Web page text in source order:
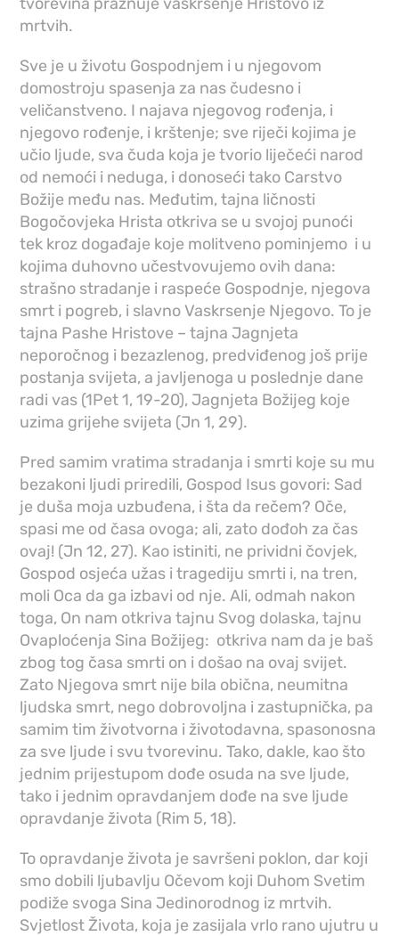
mrtvih.
Sve je u životu Gospodnjem i u njegovom
domostroju spasenja za nas čudesno i
veličanstveno. I najava njegovog rođenja, i
njegovo rođenje, i krštenje; sve riječi kojima je
učio ljude, sva čuda koja je tvorio liječeći narod
od nemoći i neduga, i donoseći tako Carstvo
Božije među nas. Međutim, tajna ličnosti
Bogočovjeka Hrista otkriva se u svojoj punoći
tek kroz događaje koje molitveno pominjemo i u
kojima duhovno učestvovujemo ovih dana:
strašno stradanje i raspeće Gospodnje, njegova
smrt i pogreb, i slavno Vaskrsenje Njegovo. To je
tajna Pashe Hristove – tajna Jagnjeta
neporočnog i bezazlenog, predviđenog još prije
postanja svijeta, a javljenoga u poslednje dane
radi vas (1Pet 1, 19-20), Jagnjeta Božijeg koje
uzima grijehe svijeta (Jn 1, 29).
Pred samim vratima stradanja i smrti koje su mu
bezakoni ljudi priredili, Gospod Isus govori: Sad
je duša moja uzbuđena, i šta da rečem? Oče,
spasi me od časa ovoga; ali, zato dođoh za čas
ovaj! (Jn 12, 27). Kao istiniti, ne prividni čovjek,
Gospod osjeća užas i tragediju smrti i, na tren,
moli Oca da ga izbavi od nje. Ali, odmah nakon
toga, On nam otkriva tajnu Svog dolaska, tajnu
Ovaploćenja Sina Božijeg: otkriva nam da je baš
zbog tog časa smrti on i došao na ovaj svijet.
Zato Njegova smrt nije bila obična, neumitna
ljudska smrt, nego dobrovoljna i zastupnička, pa
samim tim životvorna i životodavna, spasonosna
za sve ljude i svu tvorevinu. Tako, dakle, kao što
jednim prijestupom dođe osuda na sve ljude,
tako i jednim opravdanjem dođe na sve ljude
opravdanje života (Rim 5, 18).
To opravdanje života je savršeni poklon, dar koji
smo dobili ljubavlju Očevom koji Duhom Svetim
podiže svoga Sina Jedinorodnog iz mrtvih.
Svjetlost Života, koja je zasijala vrlo rano ujutru u